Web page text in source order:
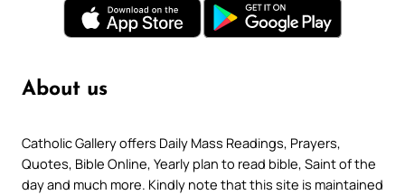
About us
Catholic Gallery offers Daily Mass Readings, Prayers,
Quotes, Bible Online, Yearly plan to read bible, Saint of the
day and much more. Kindly note that this site is maintained